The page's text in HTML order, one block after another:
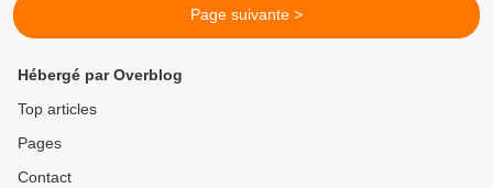
Page suivante >
Hébergé par Overblog
Top articles
Pages
Contact